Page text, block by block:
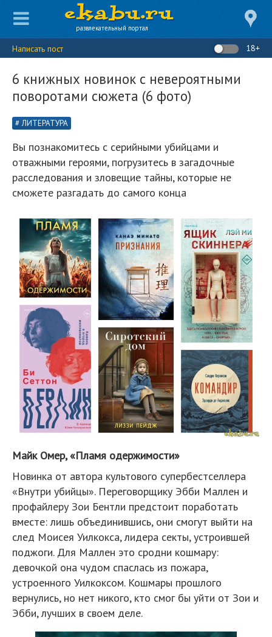
развлекательный портал
Написать пост 18+
6 книжных новинок с невероятными
поворотами сюжета (6 фото)
ЛИТЕРАТУРА
Вы познакомитесь с серийными убийцами и
отважными героями, погрузитесь в загадочные
расследования и зловещие тайны, которые не
сможете разгадать до самого конца
Майк Омер, «Пламя одержимости»
Новинка от автора культового супербестселлера
«Внутри убийцы». Переговорщику Эбби Маллен и
профайлеру Зои Бентли предстоит поработать
вместе: лишь объединившись, они смогут выйти на
след Моисея Уилкокса, лидера секты, устроившей
поджоги. Для Маллен это сродни кошмару:
девочкой она чудом спаслась из пожара,
устроенного Уилкоксом. Кошмары прошлого
вернулись, но нет никого, кто смог бы уйти от Зои и
Эбби, лучших в своем деле.